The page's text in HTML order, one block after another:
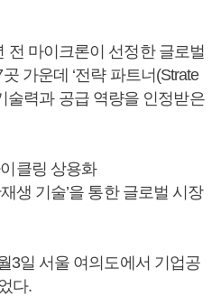
전 마이크론이 선정한 글로벌
가운데 ‘전략 파트너(Strate
술력과 공급 역량을 인정받은
클링 상용화
생 기술’을 통한 글로벌 시장
3일 서울 여의도에서 기업공
다.